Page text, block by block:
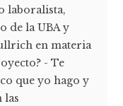
laboralista,
de la UBA y
en materia
- Te
que yo hago y
las